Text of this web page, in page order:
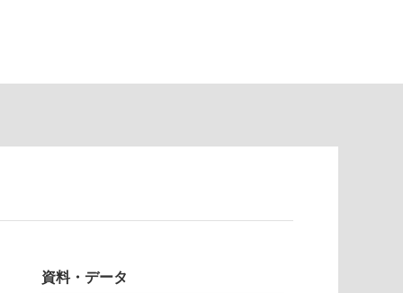
資料・データ